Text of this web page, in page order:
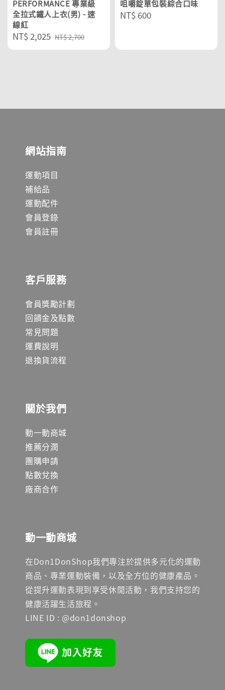
PERFORMANCE 專業級
全拉式鐵人上衣(男) - 速
線紅
Sale
price
NT$ 2,025 Regular
price
NT$ 2,700
咀嚼錠單包裝綜合口味
Regular
NT$ 600
網站指南
運動項目
補給品
運動配件
會員登錄
會員註冊
客戶服務
會員獎勵計劃
回饋金及點數
常見問題
運費說明
退換貨流程
關於我們
動一動商城
推薦分潤
團購申請
點數兌換
廠商合作
動一動商城
在Don1DonShop我們專注於提供多元化的運動
商品、專業運動裝備，以及全方位的健康產品。
從提升運動表現到享受休閒活動，我們支持您的
健康活躍生活旅程。
LINE ID : @don1donshop